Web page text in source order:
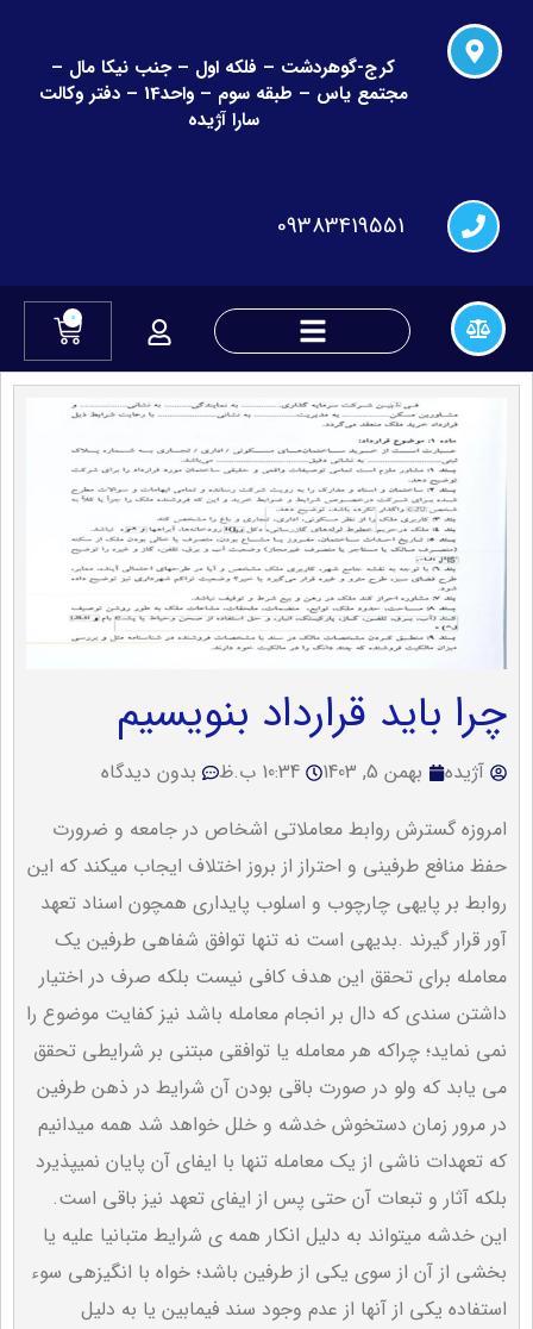
کرج-گوهردشت – فلکه اول – جنب نیکا مال –
مجتمع یاس – طبقه سوم – واحد14 – دفتر وکالت
سارا آژیده
09383419551
0
چرا باید قرارداد بنویسیم
آژیده بهمن 5, 1403 10:34 ب.ظ
بدون دیدگاه
امروزه گسترش روابط معاملاتی اشخاص در جامعه و ضرورت
حفظ منافع طرفینی و احتراز از بروز اختلاف ایجاب میکند که این
روابط بر پایهی چارچوب و اسلوب پایداری همچون اسناد تعهد
آور قرار گیرند .بدیهی است نه تنها توافق شفاهی طرفین یک
معامله برای تحقق این هدف کافی نیست بلکه صرف در اختیار
داشتن سندی که دال بر انجام معامله باشد نیز کفایت موضوع را
نمی نماید؛ چراکه هر معامله یا توافقی مبتنی بر شرایطی تحقق
می یابد که ولو در صورت باقی بودن آن شرایط در ذهن طرفین
در مرور زمان دستخوش خدشه و خلل خواهد شد همه میدانیم
که تعهدات ناشی از یک معامله تنها با ایفای آن پایان نمیپذیرد
بلکه آثار و تبعات آن حتی پس از ایفای تعهد نیز باقی است.
این خدشه میتواند به دلیل انکار همه ی شرایط متبانیا علیه یا
بخشی از آن از سوی یکی از طرفین باشد؛ خواه با انگیزهی سوء
استفاده یکی از آنها از عدم وجود سند فیمابین یا به دلیل